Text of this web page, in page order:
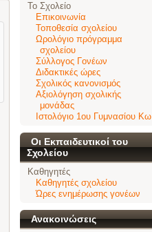
Το Σχολείο
Επικοινωνία
Τοποθεσία σχολείου
Ωρολόγιο πρόγραμμα
σχολείου
Σύλλογος Γονέων
Διδακτικές ώρες
Σχολικός κανονισμός
Αξιολόγηση σχολικής
μονάδας
Ιστολόγιο 1ου Γυμνασίου Κω
Οι Εκπαιδευτικοί του
Σχολείου
Καθηγητές
Καθηγητές σχολείου
Ώρες ενημέρωσης γονέων
Ανακοινώσεις